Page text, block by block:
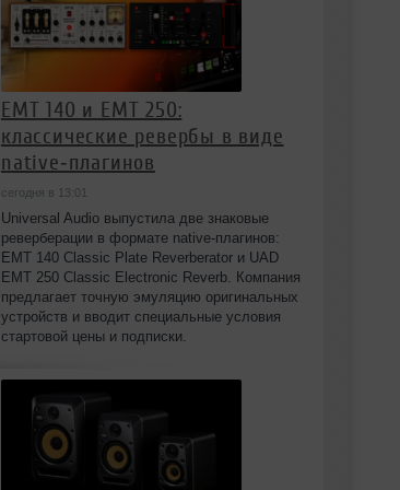
EMT 140 и EMT 250:
классические ревербы в виде
native‑плагинов
сегодня в 13:01
Universal Audio выпустила две знаковые
реверберации в формате native‑плагинов:
EMT 140 Classic Plate Reverberator и UAD
EMT 250 Classic Electronic Reverb. Компания
предлагает точную эмуляцию оригинальных
устройств и вводит специальные условия
стартовой цены и подписки.